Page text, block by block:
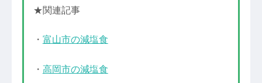
★関連記事
・ 富山市の減塩食
・ 高岡市の減塩食